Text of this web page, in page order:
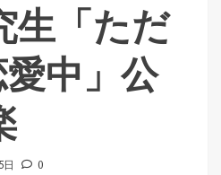
生「ただ
中」公
0